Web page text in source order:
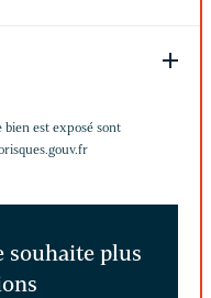
est exposé sont
souhaite plus